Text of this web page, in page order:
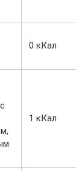
0 кКал
1 кКал